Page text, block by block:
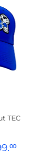
TEC
.00